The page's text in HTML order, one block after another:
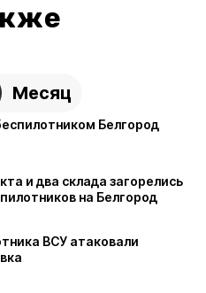
Месяц
Белгород
и два склада загорелись
на Белгород
ВСУ атаковали